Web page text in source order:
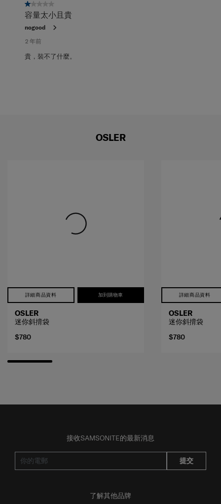
1星，共5星。
容量太小且貴
nogood
2 年前
貴，裝不了什麼。
OSLER
詳細商品資料 加到購物車
OSLER
迷你斜揹袋
$780
詳細商品資料
OSLER
迷你斜揹袋
$780
接收SAMSONITE的最新消息
提交
了解其他品牌